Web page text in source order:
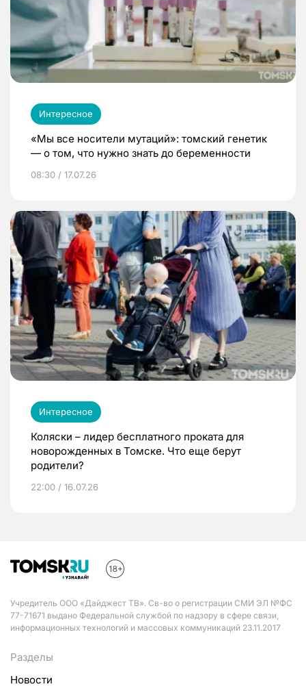
Интересное
«Мы все носители мутаций»: томский генетик
— о том, что нужно знать до беременности
08:30 / 17.07.26
Интересное
Коляски – лидер бесплатного проката для
новорожденных в Томске. Что еще берут
родители?
22:00 / 16.07.26
Учредитель ООО «Дайджест ТВ». Св-во о регистрации СМИ ЭЛ №ФС
77-71671 выдано Федеральной службой по надзору в сфере связи,
информационных технологий и массовых коммуникаций 23.11.2017
Разделы
Новости